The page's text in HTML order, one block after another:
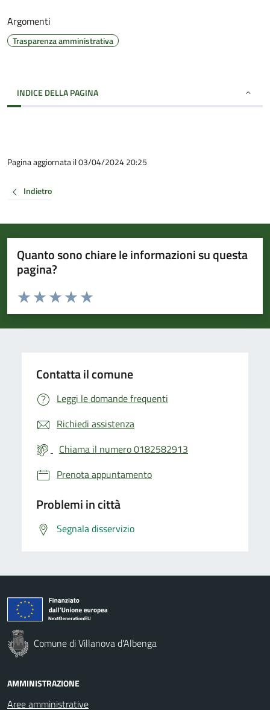
Argomenti
Trasparenza amministrativa
INDICE DELLA PAGINA
Pagina aggiornata il 03/04/2024 20:25
Indietro
Quanto sono chiare le informazioni su questa
pagina?
Valuta da 1 a 5 stelle la pagina
Valuta 5 stelle su 5
Valuta 4 stelle su 5
Valuta 3 stelle su 5
Valuta 2 stelle su 5
Valuta 1 stelle su 5
Contatta il comune
Leggi le domande frequenti
Richiedi assistenza
Chiama il numero 0182582913
Prenota appuntamento
Problemi in città
Segnala disservizio
Comune di Villanova d'Albenga
AMMINISTRAZIONE
Aree amministrative